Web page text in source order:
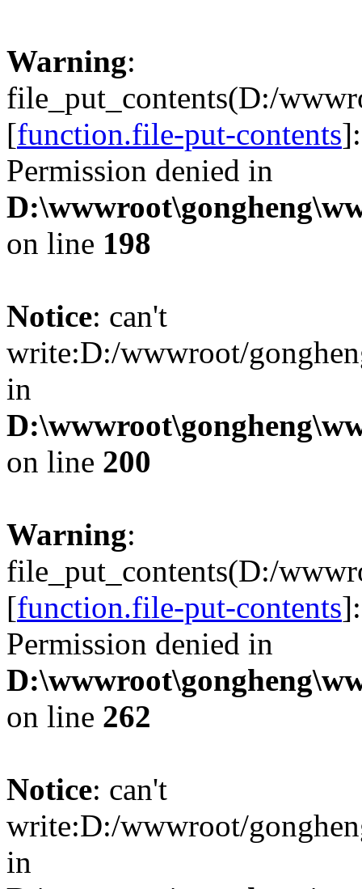
Warning:
file_put_contents(D:/
[function.file-put-contents
Permission denied in
on line 198
Notice: can't
write:D:/wwwroot/
in
on line 200
Warning:
file_put_contents(D:/
[function.file-put-contents
Permission denied in
on line 262
Notice: can't
write:D:/wwwroot/
in